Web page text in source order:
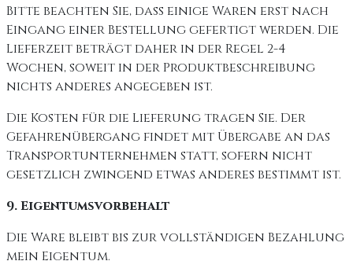
Bitte beachten Sie, dass einige Waren erst nach
Eingang einer Bestellung gefertigt werden. Die
Lieferzeit beträgt daher in der Regel 2-4
Wochen, soweit in der Produktbeschreibung
nichts anderes angegeben ist.
Die Kosten für die Lieferung tragen Sie. Der
Gefahrenübergang findet mit Übergabe an das
Transportunternehmen statt, sofern nicht
gesetzlich zwingend etwas anderes bestimmt ist.
9. Eigentumsvorbehalt
Die Ware bleibt bis zur vollständigen Bezahlung
mein Eigentum.